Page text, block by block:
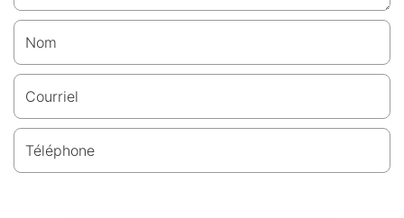
Nom
Courriel
Téléphone